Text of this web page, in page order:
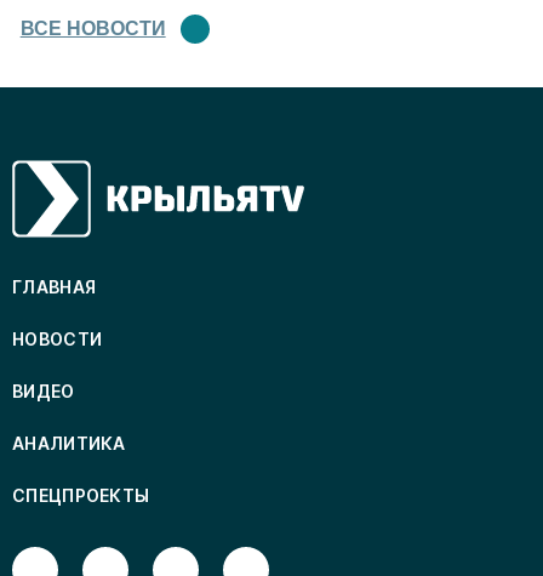
ВСЕ НОВОСТИ
ГЛАВНАЯ
НОВОСТИ
ВИДЕО
АНАЛИТИКА
СПЕЦПРОЕКТЫ